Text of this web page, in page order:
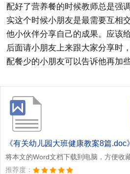
配好了营养餐的时候教师总是强
实这个时候小朋友是最需要互相
他小伙伴分享自己的成果。应该
后面请小朋友上来跟大家分享时
配餐少的小朋友可以告诉他再加
《有关幼儿园大班健康教案8篇.doc》
将本文的Word文档下载到电脑，方便收
推荐度：